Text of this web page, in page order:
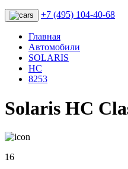
+7 (495) 104-40-68
Главная
Автомобили
SOLARIS
HC
8253
Solaris HC
16